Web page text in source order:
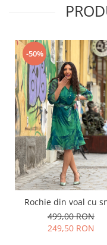
-50%
Rochie din voal cu
499,00 RON
249,50 RON